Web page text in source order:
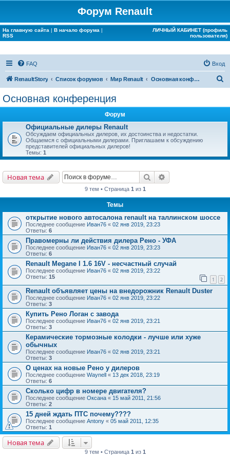
Форум Renault
На главную сайта | В начало форума |
RSS
ЛИЧНЫЙ КАБИНЕТ (профиль
пользователя)
FAQ Вход
RenaultStory Список форумов Мир Renault Основная конференция
Основная конференция
Форум
Официальные дилеры Renault
Обсуждаем официальных дилеров, их достоинства и недостатки.
Общаемся с официальными дилерами. Приглашаем к обсуждению
представителей официальных дилеров!
Темы: 1
Новая тема Поиск
9 тем • Страница 1 из 1
Темы
открытие нового автосалона renault на таллинском шоссе
Последнее сообщение Иван76 « 02 янв 2019, 23:23
Ответы: 6
Правомерны ли действия дилера Рено - УФА
Последнее сообщение Иван76 « 02 янв 2019, 23:23
Ответы: 6
Renault Megane I 1.6 16V - несчастный случай
Последнее сообщение Иван76 « 02 янв 2019, 23:22
Ответы: 15 1 2
Renault объявляет цены на внедорожник Renault Duster
Последнее сообщение Иван76 « 02 янв 2019, 23:22
Ответы: 3
Купить Рено Логан с завода
Последнее сообщение Иван76 « 02 янв 2019, 23:21
Ответы: 3
Керамические тормозные колодки - лучше или хуже
обычных
Последнее сообщение Иван76 « 02 янв 2019, 23:21
Ответы: 3
О ценах на новые Рено у дилеров
Последнее сообщение Waynell « 13 дек 2018, 23:19
Ответы: 6
Сколько цифр в номере двигателя?
Последнее сообщение Оксана « 15 май 2011, 21:56
Ответы: 2
15 дней ждать ПТС почему????
Последнее сообщение Antony « 05 май 2011, 12:35
Ответы: 1
Новая тема
9 тем • Страница 1 из 1